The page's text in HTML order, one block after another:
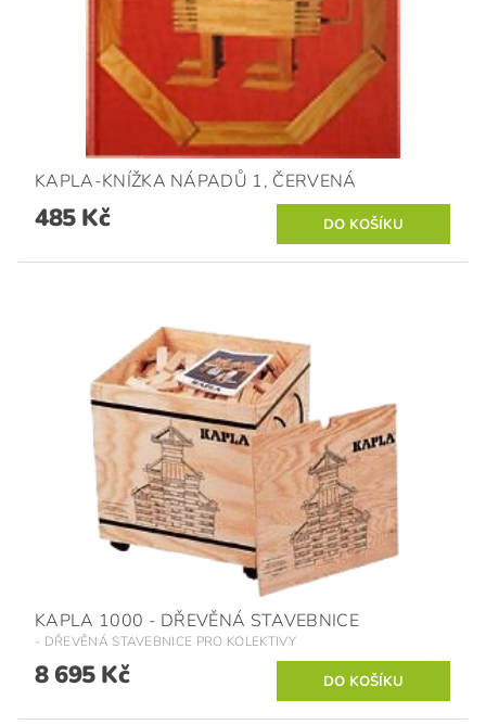
KAPLA-KNÍŽKA NÁPADŮ 1, ČERVENÁ
485 Kč
KAPLA 1000 - DŘEVĚNÁ STAVEBNICE
- DŘEVĚNÁ STAVEBNICE PRO KOLEKTIVY
8 695 Kč